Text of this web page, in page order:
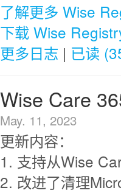
了解更多 Wise
下载 Wise
更多日志 | 已读
Wise Care
May. 11, 2023
更新内容：
1. 支持从Wise
2. 改进了清理